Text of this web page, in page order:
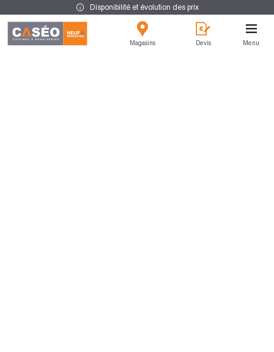
Disponibilité et évolution des prix
Magasins Devis Menu